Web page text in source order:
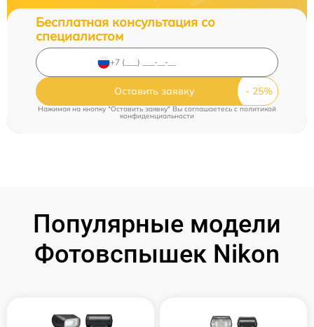
Бесплатная консультация со
специалистом
Оставить заявку
Нажимая на кнопку "Оставить заявку" Вы соглашаетесь cполитикой
конфиденциальности
Популярные модели
Фотовспышек Nikon